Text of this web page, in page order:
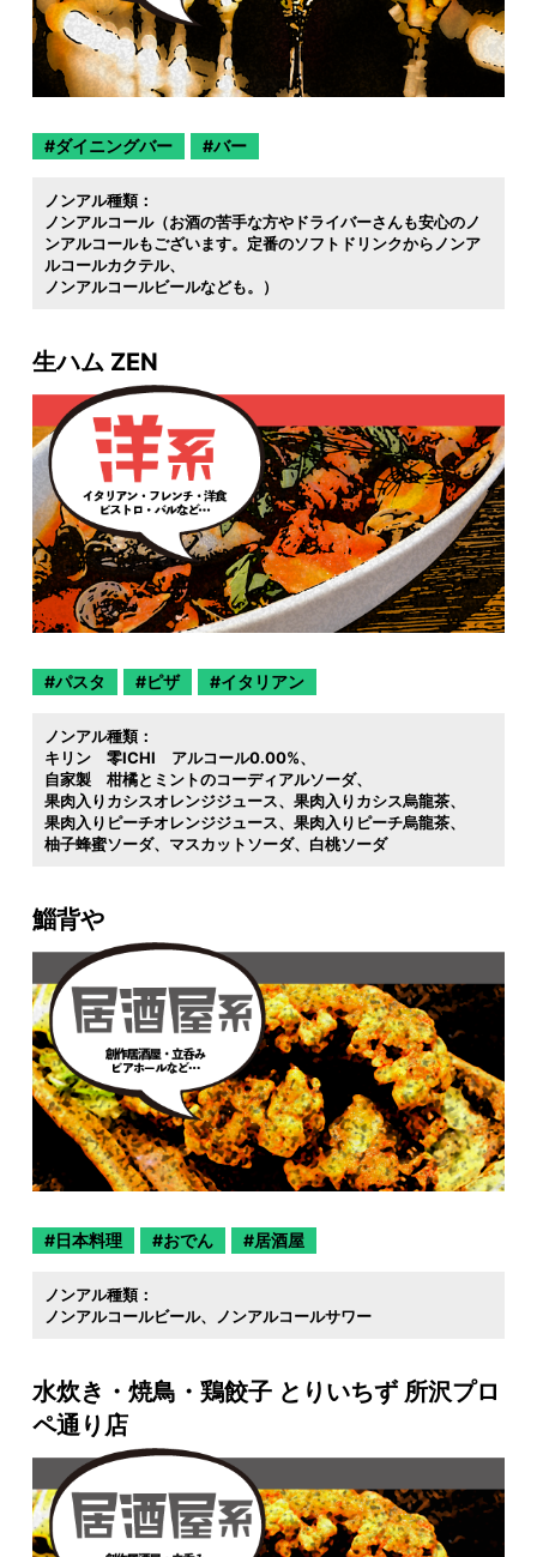
ダイニングバー バー
ノンアル種類：
ノンアルコール（お酒の苦手な方やドライバーさんも安心のノ
ンアルコールもございます。定番のソフトドリンクからノンア
ルコールカクテル
ノンアルコールビールなども。）
生ハム ZEN
パスタ ピザ イタリアン
ノンアル種類：
キリン 零ICHI アルコール0.00%
自家製 柑橘とミントのコーディアルソーダ
果肉入りカシスオレンジジュース
果肉入りカシス烏龍茶
果肉入りピーチオレンジジュース
果肉入りピーチ烏龍茶
柚子蜂蜜ソーダ
マスカットソーダ 白桃ソーダ
鯔背や
日本料理 おでん 居酒屋
ノンアル種類：
ノンアルコールビール
ノンアルコールサワー
水炊き・焼鳥・鶏餃子 とりいちず 所沢プロ
ペ通り店